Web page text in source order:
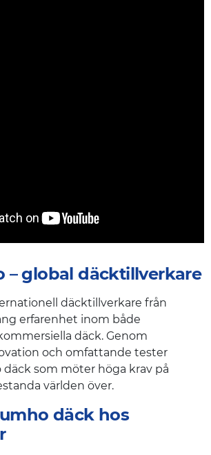
– global däcktillverkare
däcktillverkare från
erfarenhet inom både
däck. Genom
och omfattande tester
däck som möter höga krav på
världen över.
däck hos